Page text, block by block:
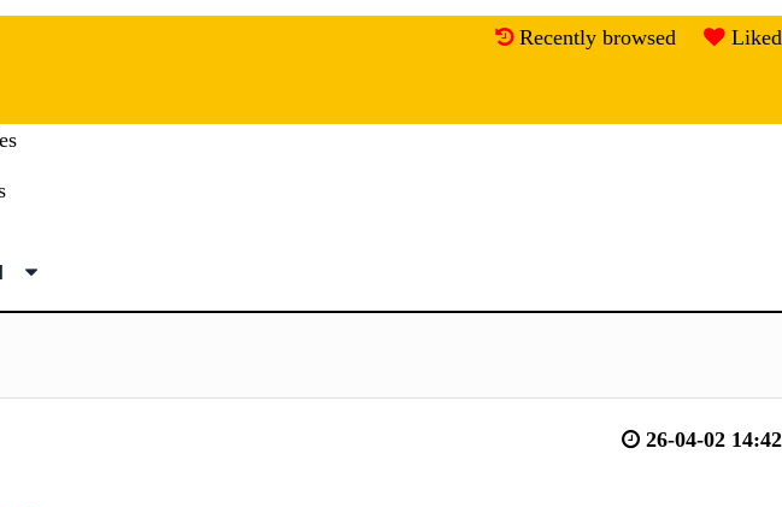
Recently browsed Liked
26-04-02 14:42